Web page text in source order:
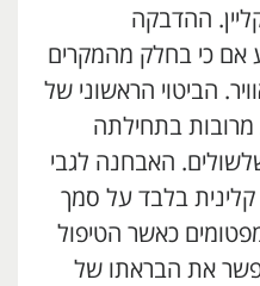
ההדבקה
כי בחלק מהמקרים
הביטוי הראשוני של
בתחילתה
האבחנה לגבי
קלינית בלבד על סמך
כאשר הטיפול
את הבראתו של